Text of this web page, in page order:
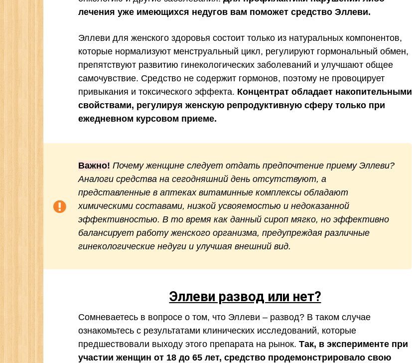
лечения уже имеющихся недугов вам поможет средство Эллеви.
Эллеви для женского здоровья состоит только из натуральных компонентов,
которые нормализуют менструальный цикл, регулируют гормональный обмен,
препятствуют развитию гинекологических заболеваний и улучшают общее
самочувствие. Средство не содержит гормонов, поэтому не провоцирует
привыкания и токсического эффекта. Концентрат обладает накопительными
свойствами, регулируя женскую репродуктивную сферу только при
ежедневном курсовом приеме.
Важно! Почему женщине следует отдать предпочтение приему Эллеви?
Аналоги средства на сегодняшний день отсутствуют, а
представленные в аптеках витаминные комплексы обладают
химическими составами, низкой усвояемостью и недоказанной
эффективностью. В то время как данный сироп мягко, но эффективно
балансирует работу женского организма, предупреждая различные
гинекологические недуги и улучшая внешний вид.
Эллеви развод или нет?
Сомневаетесь в вопросе о том, что Эллеви – развод? В таком случае
ознакомьтесь с результатами клинических исследований, которые
предшествовали выходу этого препарата на рынок. Так, в эксперименте при
участии женщин от 18 до 65 лет, средство продемонстрировало свою